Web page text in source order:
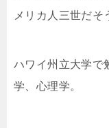
メリカ人三世だそ
ハワイ州立大学で
学、心理学。